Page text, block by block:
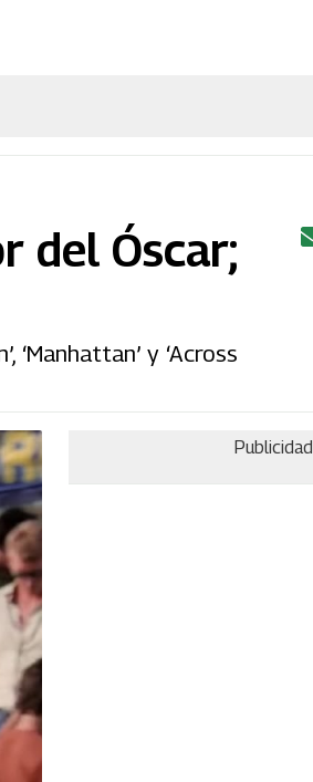
del Óscar;
y ‘Across
Publicidad